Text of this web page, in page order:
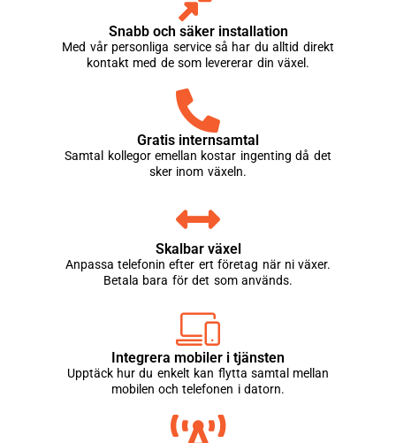
Snabb och säker installation
Med vår personliga service så har du alltid direkt
kontakt med de som levererar din växel.
Gratis internsamtal
Samtal kollegor emellan kostar ingenting då det
sker inom växeln.
Skalbar växel
Anpassa telefonin efter ert företag när ni växer.
Betala bara för det som används.
Integrera mobiler i tjänsten
Upptäck hur du enkelt kan flytta samtal mellan
mobilen och telefonen i datorn.